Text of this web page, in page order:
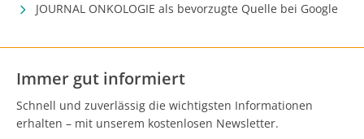
JOURNAL ONKOLOGIE als bevorzugte Quelle bei Google
Immer gut informiert
Schnell und zuverlässig die wichtigsten Informationen
erhalten – mit unserem kostenlosen Newsletter.